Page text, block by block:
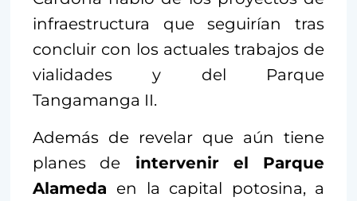
infraestructura que seguirían tras
concluir con los actuales trabajos de
vialidades y del Parque
Tangamanga II.
Además de revelar que aún tiene
planes de intervenir el Parque
Alameda en la capital potosina, a